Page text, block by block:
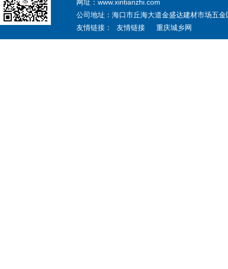
网址：www.xintianzhi.com
公司地址：海口市丘海大道金盛达建材市场五
友情链接：
友情链接 重庆城乡网